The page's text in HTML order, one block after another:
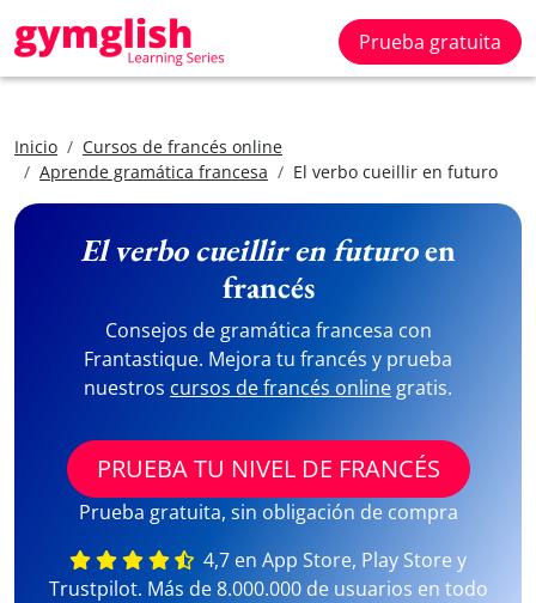
Prueba gratuita
Inicio
Cursos de francés online
Aprende gramática francesa
El verbo cueillir en futuro
El verbo cueillir en futuroen
francés
Consejos de gramática francesa con
Frantastique. Mejora tu francés y prueba
nuestros cursos de francés online gratis.
PRUEBA TU NIVEL DE FRANCÉS
Prueba gratuita, sin obligación de compra
4,7 en App Store, Play Store y
Trustpilot. Más de 8.000.000 de usuarios en todo